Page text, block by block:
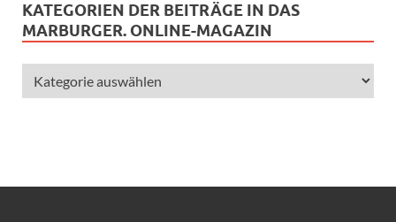
KATEGORIEN DER BEITRÄGE IN DAS
MARBURGER. ONLINE-MAGAZIN